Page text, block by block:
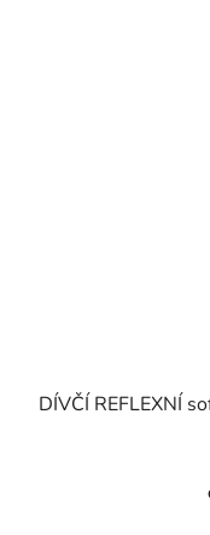
DÍVČÍ REFLEXNÍ